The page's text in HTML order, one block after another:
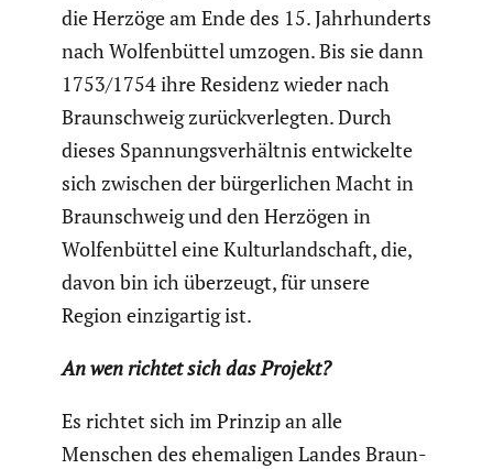
die Herzöge am Ende des 15. Jahrhun­derts
nach Wolfen­büttel umzogen. Bis sie dann
1753/1754 ihre Residenz wieder nach
Braun­schweig zurück­ver­legten. Durch
dieses Spannungs­ver­hältnis entwi­ckelte
sich zwischen der bürger­li­chen Macht in
Braun­schweig und den Herzögen in
Wolfen­büttel eine Kultur­land­schaft, die,
davon bin ich überzeugt, für unsere
Region einzig­artig ist.
An wen richtet sich das Projekt?
Es richtet sich im Prinzip an alle
Menschen des ehema­ligen Landes Braun­